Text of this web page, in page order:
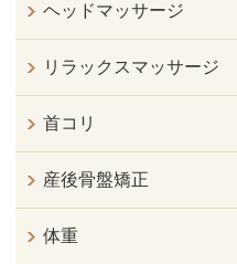
ヘッドマッサージ
リラックスマッサージ
首コリ
産後骨盤矯正
体重